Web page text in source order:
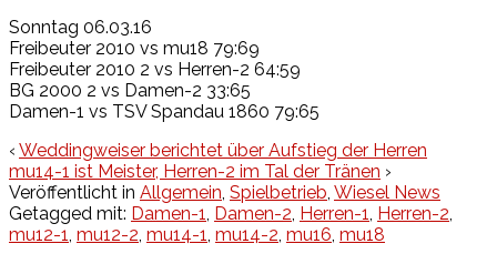
Sonntag 06.03.16
Freibeuter 2010 vs mu18 79:69
Freibeuter 2010 2 vs Herren-2 64:59
BG 2000 2 vs Damen-2 33:65
Damen-1 vs TSV Spandau 1860 79:65
‹ Weddingweiser berichtet über Aufstieg der Herren
mu14-1 ist Meister, Herren-2 im Tal der Tränen ›
Veröffentlicht in Allgemein, Spielbetrieb, Wiesel News
Getagged mit: Damen-1, Damen-2, Herren-1, Herren-2,
mu12-1, mu12-2, mu14-1, mu14-2, mu16, mu18